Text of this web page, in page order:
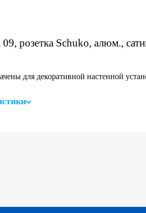
розетка Schuko, алюм.,
для декоративной настенной